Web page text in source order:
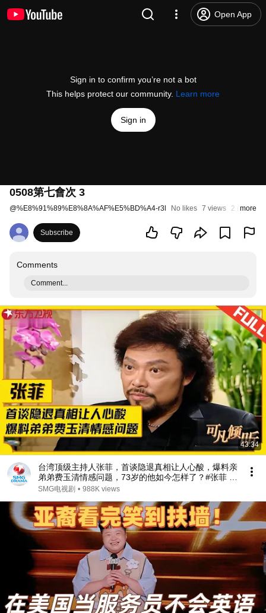
Open App
Sign in to confirm you’re not a bot
This helps protect our community. Learn more
Sign in
0508第七會次 3
@%E8%91%89%E8%8A%AF%E5%BD%A4-r3l No likes 7 views 2 months
more
Subscribe
Comments
Comment...
43:34
台湾顶级主持人张菲，首谈隐退真相让人心酸，爆料亲
弟弟费玉清情感问题，73岁的他如今怎样了？#张菲 #
费玉清 #可凡倾听 FULL
SMG电视剧 • 988K views